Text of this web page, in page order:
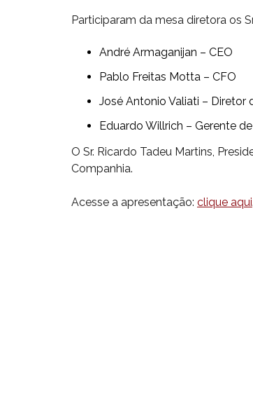
Participaram da mesa diretora os
André Armaganijan – CEO
Pablo Freitas Motta – CFO
José Antonio Valiati –
Eduardo Willrich – Gerente
O Sr. Ricardo Tadeu Martins,
Companhia.
Acesse a apresentação: clique aqui.